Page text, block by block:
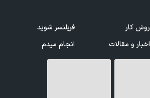
روش کار
فریلنسر شوید
اخبار و مقالات انجام میدم